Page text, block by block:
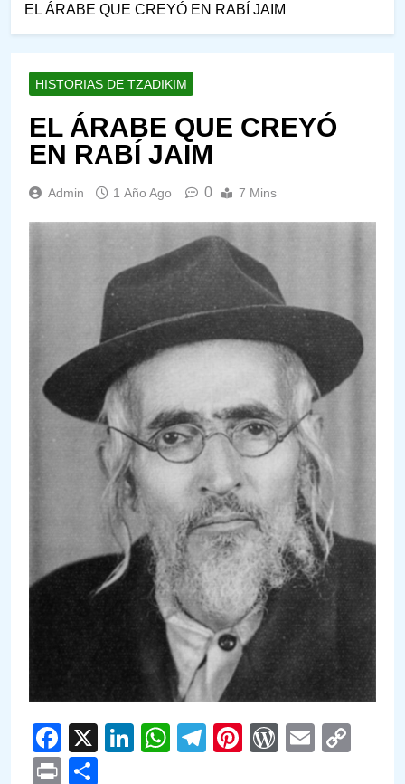
EL ÁRABE QUE CREYÓ EN RABÍ JAIM
HISTORIAS DE TZADIKIM
EL ÁRABE QUE CREYÓ
EN RABÍ JAIM
Admin 1 Año Ago 0 7 Mins
Facebook
X LinkedIn
WhatsApp
Telegram
PinterestEmail
Print